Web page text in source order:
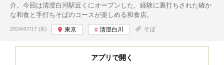
介。今回は清澄白河駅近くにオープンした、経験に裏打ちされた確か
な和食と手打ちそばのコースが楽しめる和食店。
投稿日:
2024/07/17 (水) 東京 清澄白川 そば
アプリで開く